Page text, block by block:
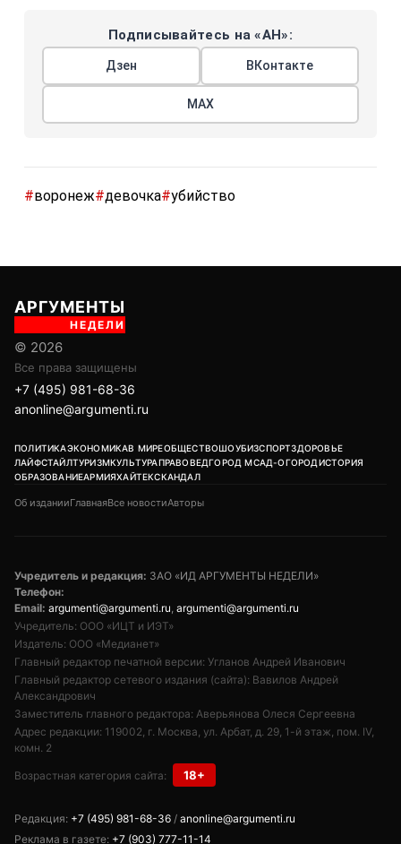
Подписывайтесь на «АН»:
Дзен ВКонтакте
МАХ
#воронеж#девочка#убийство
АРГУМЕНТЫ
НЕДЕЛИ
© 2026
Все права защищены
+7 (495) 981-68-36
anonline@argumenti.ru
ПОЛИТИКАЭКОНОМИКАВ МИРЕОБЩЕСТВОШОУБИЗСПОРТЗДОРОВЬЕ
ЛАЙФСТАЙЛТУРИЗМКУЛЬТУРАПРАВОВЕДГОРОД МСАД-ОГОРОДИСТОРИЯ
ОБРАЗОВАНИЕАРМИЯХАЙТЕКСКАНДАЛ
Об изданииГлавнаяВсе новостиАвторы
Учредитель и редакция: ЗАО «ИД АРГУМЕНТЫ НЕДЕЛИ»
Телефон:
Email: argumenti@argumenti.ru, argumenti@argumenti.ru
Учредитель: ООО «ИЦТ и ИЭТ»
Издатель: ООО «Медианет»
Главный редактор печатной версии: Угланов Андрей Иванович
Главный редактор сетевого издания (сайта): Вавилов Андрей
Александрович
Заместитель главного редактора: Аверьянова Олеся Сергеевна
Адрес редакции: 119002, г. Москва, ул. Арбат, д. 29, 1-й этаж, пом. IV,
комн. 2
Возрастная категория сайта: 18+
Редакция: +7 (495) 981-68-36 / anonline@argumenti.ru
Реклама в газете: +7 (903) 777-11-14